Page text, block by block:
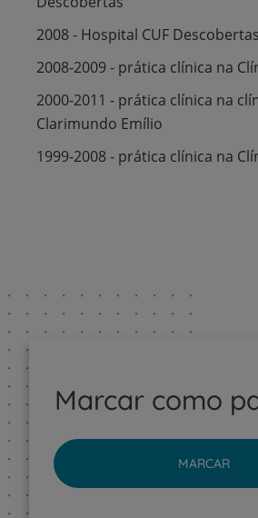
2008 - Hospital CUF Descobertas
2008-2009 - prática clínica na
2000-2011 - prática clínica na
Clarimundo Emílio
1999-2008 - prática clínica na
Marcar como
MARCAR